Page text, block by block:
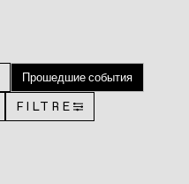
Прошедшие события
FILTRE